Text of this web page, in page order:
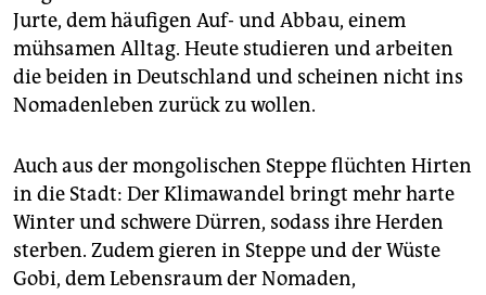
Jurte, dem häufigen Auf- und Abbau, einem
mühsamen Alltag. Heute studieren und arbeiten
die beiden in Deutschland und scheinen nicht ins
Nomadenleben zurück zu wollen.
Auch aus der mongolischen Steppe flüchten Hirten
in die Stadt: Der Klimawandel bringt mehr harte
Winter und schwere Dürren, sodass ihre Herden
sterben. Zudem gieren in Steppe und der Wüste
Gobi, dem Lebensraum der Nomaden,